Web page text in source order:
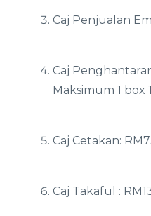
Caj Penjualan
Caj
Maksimum 1 box
Caj Cetakan:
Caj Takaful :